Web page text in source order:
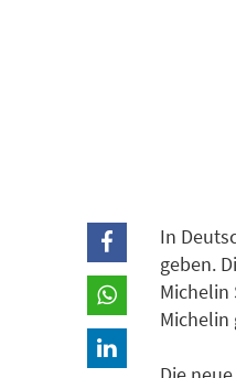
In
geben.
Michelin
Michelin